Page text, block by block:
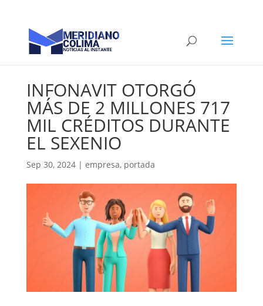
INFONAVIT OTORGÓ
MÁS DE 2 MILLONES 717
MIL CRÉDITOS DURANTE
EL SEXENIO
Sep 30, 2024| empresa, portada